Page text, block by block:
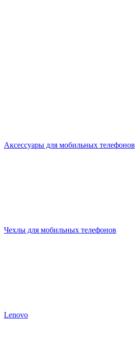
Аксессуары для мобильных телефонов
Чехлы для мобильных телефонов
Lenovo